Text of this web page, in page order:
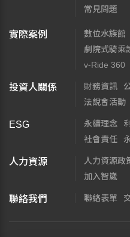
常見問題
實際案例 數位水族館
劇院式騎乘
v-Ride 360
投資人關係 財務資訊
法說會活動
ESG 永續理念
社會責任
人力資源 人力資源政
加入智崴
聯絡我們 聯絡表單